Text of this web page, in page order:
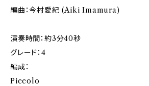
編曲：今村愛紀 (Aiki Imamura)
演奏時間：約3分40秒
グレード：4
編成：
Piccolo